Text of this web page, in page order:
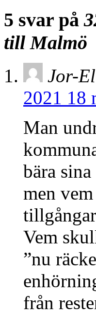
5 svar på
till Malmö
Jor-El
2021 18
Man
bära
men
Vem
”nu
från